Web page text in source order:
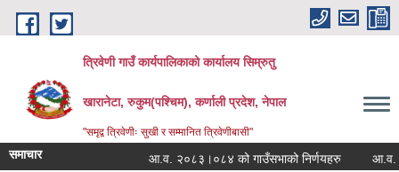
Skip to main content
त्रिवेणी गाउँ कार्यपालिकाको कार्यालय सिम्रुतु
खारानेटा, रुकुम(पश्‍चिम), कर्णाली प्रदेश, नेपाल
"समृद्व त्रिवेणीः सुखी र सम्मानित त्रिवेणीबासी"
समाचार आ.व. २०८३।०८४ को गाउँसभाको निर्णयहरु आ.व.